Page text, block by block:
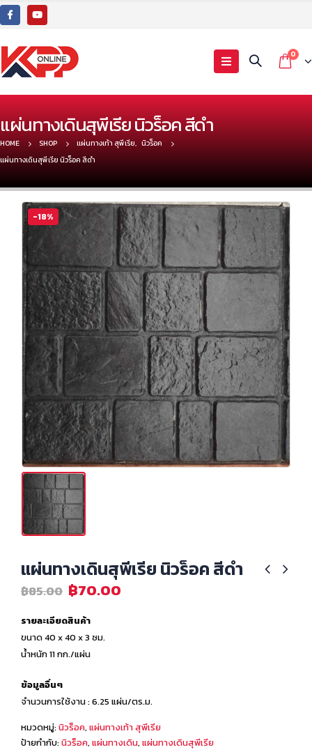
0
แผ่นทางเดินสุพีเรีย นิวร็อค สีดำ
HOME SHOP แผ่นทางเท้า สุพีเรีย, นิวร็อค
แผ่นทางเดินสุพีเรีย นิวร็อค สีดำ
-18%
แผ่นทางเดินสุพีเรีย นิวร็อค สีดำ
฿85.00 ฿70.00
รายละเอียดสินค้า
ขนาด 40 x 40 x 3 ซม.
น้ำหนัก 11 กก./แผ่น
ข้อมูลอื่นๆ
จำนวนการใช้งาน : 6.25 แผ่น/ตร.ม.
หมวดหมู่:นิวร็อค, แผ่นทางเท้า สุพีเรีย
ป้ายกำกับ:นิวร็อค, แผ่นทางเดิน, แผ่นทางเดินสุพีเรีย